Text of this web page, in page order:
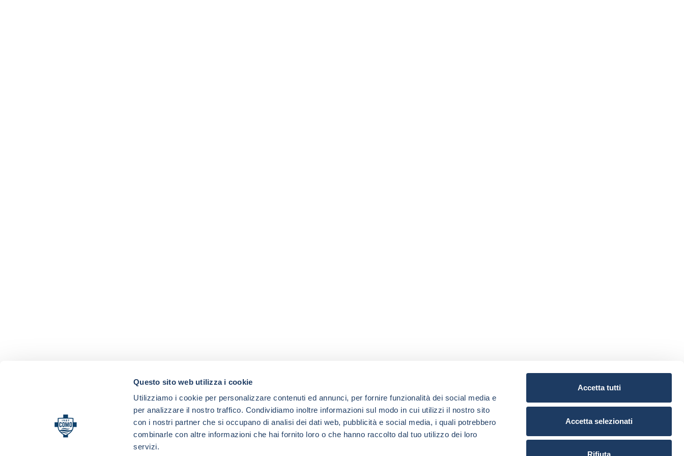
Questo sito web utilizza i cookie
Utilizziamo i cookie per personalizzare contenuti ed annunci, per fornire funzionalità dei social media e
per analizzare il nostro traffico. Condividiamo inoltre informazioni sul modo in cui utilizzi il nostro sito
con i nostri partner che si occupano di analisi dei dati web, pubblicità e social media, i quali potrebbero
combinarle con altre informazioni che hai fornito loro o che hanno raccolto dal tuo utilizzo dei loro
servizi.
Accetta tutti
Accetta selezionati
Rifiuta